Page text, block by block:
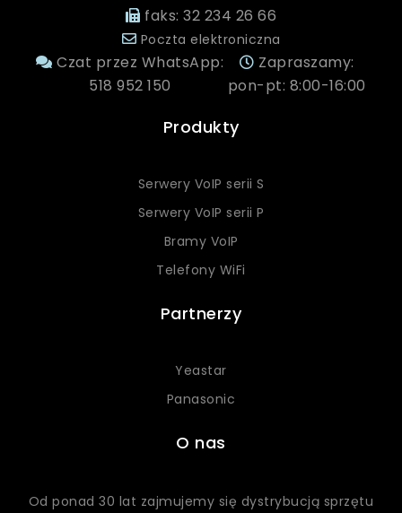
faks: 32 234 26 66
Poczta elektroniczna
Czat przez WhatsApp:
518 952 150
Zapraszamy:
pon-pt: 8:00-16:00
Produkty
Serwery VoIP serii S
Serwery VoIP serii P
Bramy VoIP
Telefony WiFi
Partnerzy
Yeastar
Panasonic
O nas
Od ponad 30 lat zajmujemy się dystrybucją sprzętu